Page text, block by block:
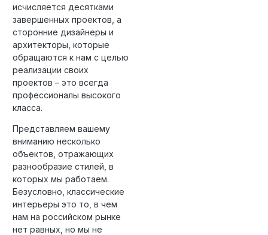
исчисляется десятками
завершенных проектов, а
сторонние дизайнеры и
архитекторы, которые
обращаются к нам с целью
реализации своих
проектов – это всегда
профессионалы высокого
класса.
Представляем вашему
вниманию несколько
объектов, отражающих
разнообразие стилей, в
которых мы работаем.
Безусловно, классические
интерьеры это то, в чем
нам на российском рынке
нет равных, но мы не